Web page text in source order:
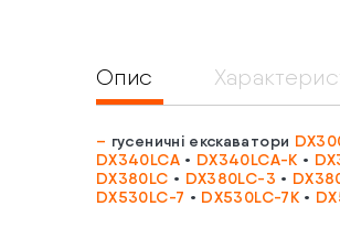
Опис
– гусеничні екскаватори
DX340LCA • DX340LCA-K •
DX380LC • DX380LC-3 •
DX530LC-7 • DX530LC-7K•